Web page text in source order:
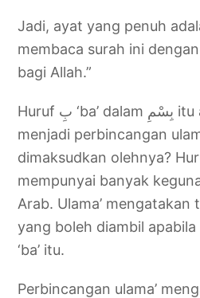
Jadi, ayat yang penuh
membaca surah ini
bagi Allah.”
Huruf بِ ‘ba’ dalam بِسْمِ itu adalah sesuatu yang
menjadi perbincangan
dimaksudkan olehnya?
mempunyai banyak
Arab. Ulama’
yang boleh diambil
‘ba’ itu.
Perbincangan ulama’